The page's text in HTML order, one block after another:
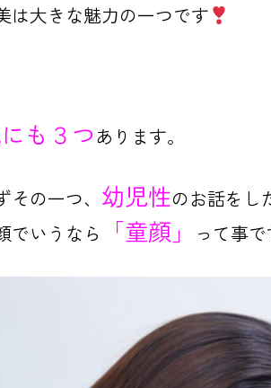
は大きな魅力の一つです
も３つあります。
の一つ、 幼児性のお話をし
でいうなら
「童顔」 って事で